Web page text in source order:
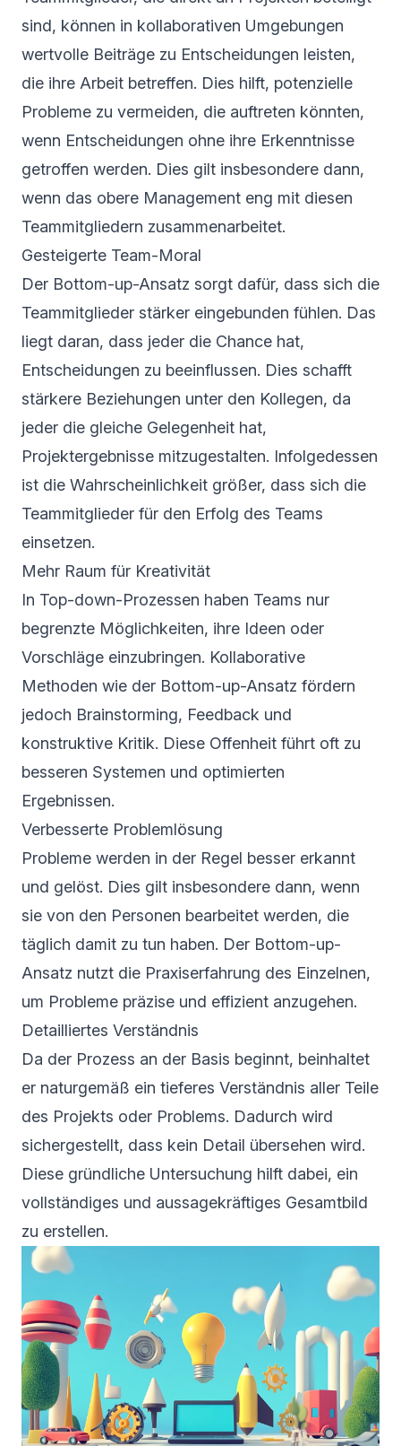
sind, können in kollaborativen Umgebungen
wertvolle Beiträge zu Entscheidungen leisten,
die ihre Arbeit betreffen. Dies hilft, potenzielle
Probleme zu vermeiden, die auftreten könnten,
wenn Entscheidungen ohne ihre Erkenntnisse
getroffen werden. Dies gilt insbesondere dann,
wenn das obere Management eng mit diesen
Teammitgliedern zusammenarbeitet.
Gesteigerte Team-Moral
Der Bottom-up-Ansatz sorgt dafür, dass sich die
Teammitglieder stärker eingebunden fühlen. Das
liegt daran, dass jeder die Chance hat,
Entscheidungen zu beeinflussen. Dies schafft
stärkere Beziehungen unter den Kollegen, da
jeder die gleiche Gelegenheit hat,
Projektergebnisse mitzugestalten. Infolgedessen
ist die Wahrscheinlichkeit größer, dass sich die
Teammitglieder für den Erfolg des Teams
einsetzen.
Mehr Raum für Kreativität
In Top-down-Prozessen haben Teams nur
begrenzte Möglichkeiten, ihre Ideen oder
Vorschläge einzubringen. Kollaborative
Methoden wie der Bottom-up-Ansatz fördern
jedoch Brainstorming, Feedback und
konstruktive Kritik. Diese Offenheit führt oft zu
besseren Systemen und optimierten
Ergebnissen.
Verbesserte Problemlösung
Probleme werden in der Regel besser erkannt
und gelöst. Dies gilt insbesondere dann, wenn
sie von den Personen bearbeitet werden, die
täglich damit zu tun haben. Der Bottom-up-
Ansatz nutzt die Praxiserfahrung des Einzelnen,
um Probleme präzise und effizient anzugehen.
Detailliertes Verständnis
Da der Prozess an der Basis beginnt, beinhaltet
er naturgemäß ein tieferes Verständnis aller Teile
des Projekts oder Problems. Dadurch wird
sichergestellt, dass kein Detail übersehen wird.
Diese gründliche Untersuchung hilft dabei, ein
vollständiges und aussagekräftiges Gesamtbild
zu erstellen.